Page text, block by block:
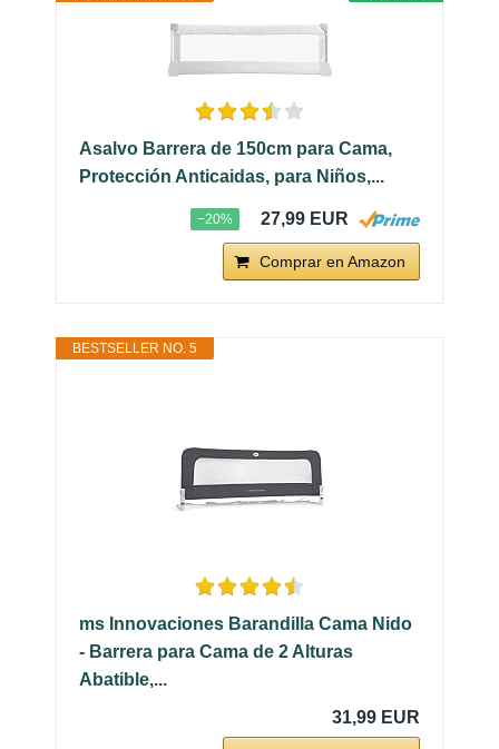
Asalvo Barrera de 150cm para Cama,
Protección Anticaidas, para Niños,...
−20% 27,99 EUR
Comprar en Amazon
BESTSELLER NO. 5
ms Innovaciones Barandilla Cama Nido
- Barrera para Cama de 2 Alturas
Abatible,...
31,99 EUR